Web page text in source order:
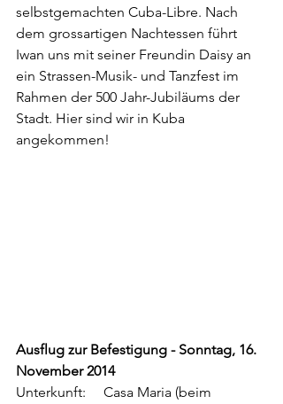
selbstgemachten Cuba-Libre. Nach
dem grossartigen Nachtessen führt
Iwan uns mit seiner Freundin Daisy an
ein Strassen-Musik- und Tanzfest im
Rahmen der 500 Jahr-Jubiläums der
Stadt. Hier sind wir in Kuba
angekommen!
Ausflug zur Befestigung - Sonntag, 16.
November 2014
Unterkunft:     Casa Maria (beim